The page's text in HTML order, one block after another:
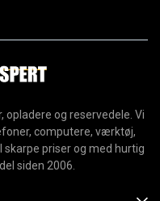
og reservedele. Vi
computere, værktøj,
priser og med hurtig
siden 2006.